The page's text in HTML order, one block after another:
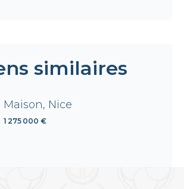
similaires
Maison, Nice
1 275 000 €